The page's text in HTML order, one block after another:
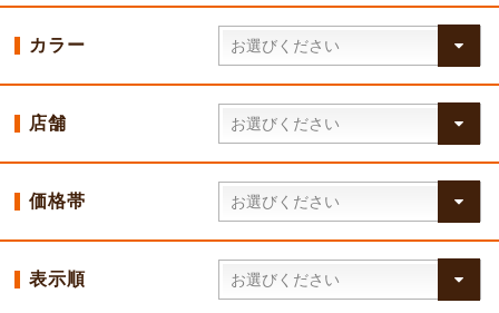
カラー
店舗
価格帯
表示順